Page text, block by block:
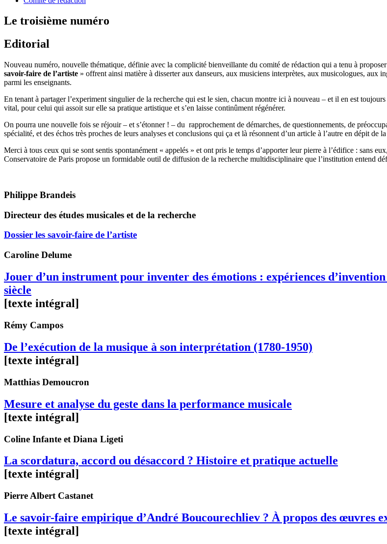
Le troisième numéro
Editorial
Nouveau numéro, nouvelle thématique, définie avec la complicité bienveillante du comité de rédaction qui a tenu à
savoir-faire de l’artiste » offrent ainsi matière à disserter aux danseurs, aux musiciens interprètes, aux musicologues, aux
parmi les enseignants.
En tenant à partager l’experiment singulier de la recherche qui est le sien, chacun montre ici à nouveau – et il en est
vital, pour celui qui assoit sur elle sa pratique artistique et s’en laisse continûment régénérer.
On pourra une nouvelle fois se réjouir – et s’étonner ! – du rapprochement de démarches, de questionnements, de
spécialité, et des échos très proches de leurs analyses et conclusions qui ça et là résonnent d’un article à l’autre en dépit de
Merci à tous ceux qui se sont sentis spontanément « appelés » et ont pris le temps d’apporter leur pierre à l’édifice : sans
Conservatoire de Paris propose un formidable outil de diffusion de la recherche multidisciplinaire que l’institution entend
Philippe Brandeis
Directeur des études musicales et de la recherche
Dossier les savoir-faire de l’artiste
Caroline Delume
Jouer d’un instrument pour inventer des émotions : expériences
siècle
[texte intégral]
Rémy Campos
De l’exécution de la musique à son interprétation (1780-1950)
[texte intégral]
Matthias Demoucron
Mesure et analyse du geste dans la performance musicale
[texte intégral]
Coline Infante et Diana Ligeti
La scordatura, accord ou désaccord ? Histoire et pratique actuelle
[texte intégral]
Pierre Albert Castanet
Le savoir-faire empirique d’André Boucourechliev ? À propos des œuvres
[texte intégral]